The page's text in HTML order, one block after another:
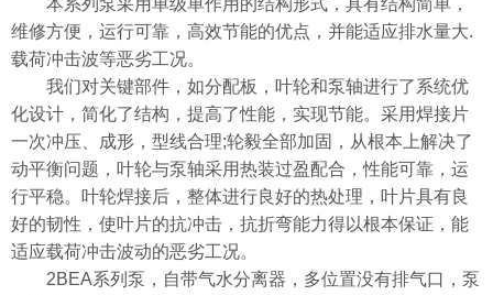
维修方便，运行可靠，高效节能的优点，并能适应排水量大.
载荷冲击波等恶劣工况。
我们对关键部件，如分配板，叶轮和泵轴进行了系统优
化设计，简化了结构，提高了性能，实现节能。采用焊接片
一次冲压、成形，型线合理;轮毅全部加固，从根本上解决了
动平衡问题，叶轮与泵轴采用热装过盈配合，性能可靠，运
行平稳。叶轮焊接后，整体进行良好的热处理，叶片具有良
好的韧性，使叶片的抗冲击，抗折弯能力得以根本保证，能
适应载荷冲击波动的恶劣工况。
2BEA系列泵，自带气水分离器，多位置没有排气口，泵